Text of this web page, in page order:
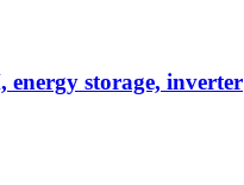
energy storage, inverter